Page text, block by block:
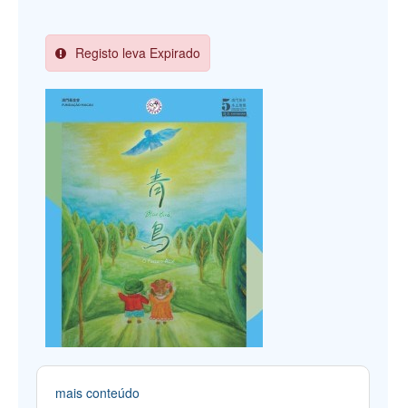
Registo leva Expirado
mais conteúdo